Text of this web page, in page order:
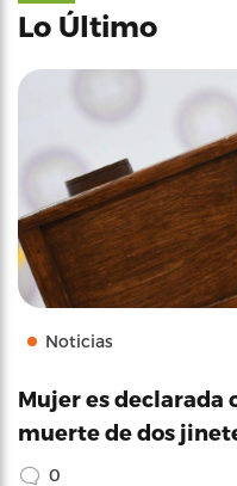
Lo Último
Noticias
Mujer es declarada
muerte de dos
0